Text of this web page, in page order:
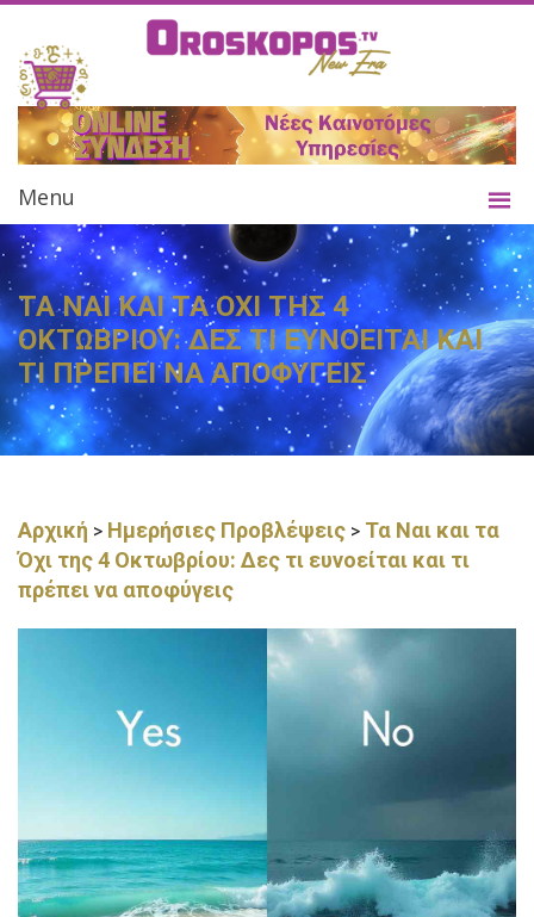
Menu
ΤΑ ΝΑΙ ΚΑΙ ΤΑ ΟΧΙ ΤΗΣ 4
ΟΚΤΩΒΡΙΟΥ: ΔΕΣ ΤΙ ΕΥΝΟΕΙΤΑΙ ΚΑΙ
ΤΙ ΠΡΕΠΕΙ ΝΑ ΑΠΟΦΥΓΕΙΣ
Αρχική > Ημερήσιες Προβλέψεις > Τα Ναι και τα
Όχι της 4 Οκτωβρίου: Δες τι ευνοείται και τι
πρέπει να αποφύγεις